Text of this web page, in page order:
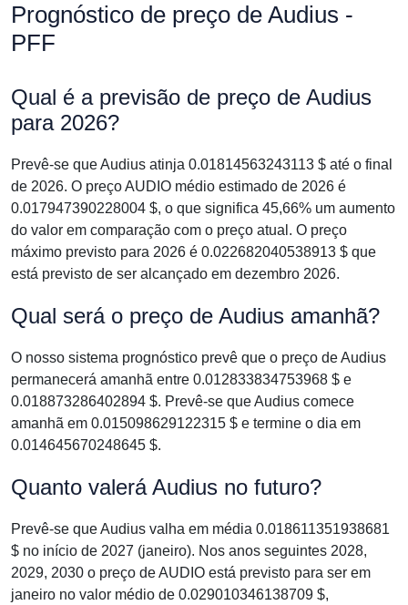
Prognóstico de preço de Audius -
PFF
Qual é a previsão de preço de Audius
para 2026?
Prevê-se que Audius atinja 0.01814563243113 $ até o final
de 2026. O preço AUDIO médio estimado de 2026 é
0.017947390228004 $, o que significa 45,66% um aumento
do valor em comparação com o preço atual. O preço
máximo previsto para 2026 é 0.022682040538913 $ que
está previsto de ser alcançado em dezembro 2026.
Qual será o preço de Audius amanhã?
O nosso sistema prognóstico prevê que o preço de Audius
permanecerá amanhã entre 0.012833834753968 $ e
0.018873286402894 $. Prevê-se que Audius comece
amanhã em 0.015098629122315 $ e termine o dia em
0.014645670248645 $.
Quanto valerá Audius no futuro?
Prevê-se que Audius valha em média 0.018611351938681
$ no início de 2027 (janeiro). Nos anos seguintes 2028,
2029, 2030 o preço de AUDIO está previsto para ser em
janeiro no valor médio de 0.029010346138709 $,